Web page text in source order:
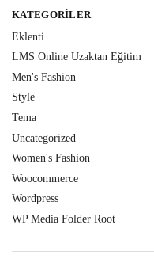
KATEGORILER
Eklenti
LMS Online Uzaktan Eğitim
Men's Fashion
Style
Tema
Uncategorized
Women's Fashion
Woocommerce
Wordpress
WP Media Folder Root